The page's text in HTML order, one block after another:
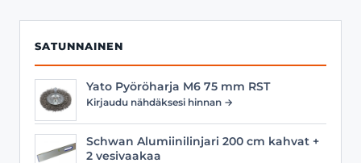
SATUNNAINEN
Yato Pyöröharja M6 75 mm RST
Kirjaudu nähdäksesi hinnan →
Schwan Alumiinilinjari 200 cm kahvat +
2 vesivaakaa